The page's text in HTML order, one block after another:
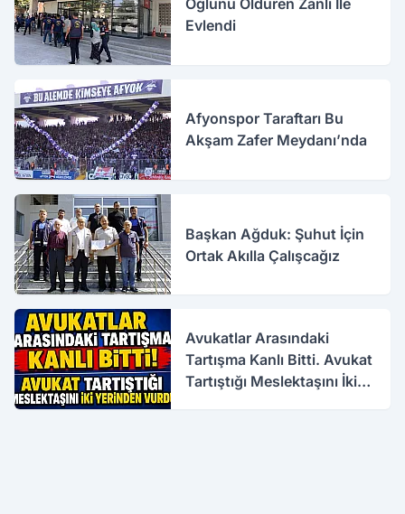
Oğlunu Öldüren Zanlı İle
Evlendi
Afyonspor Taraftarı Bu
Akşam Zafer Meydanı’nda
Başkan Ağduk: Şuhut İçin
Ortak Akılla Çalışcağız
Avukatlar Arasındaki
Tartışma Kanlı Bitti. Avukat
Tartıştığı Meslektaşını İki